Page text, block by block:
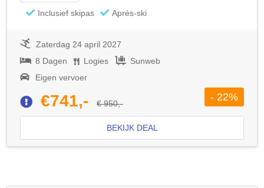
Inclusief skipas
Après-ski
Zaterdag 24 april 2027
8 Dagen
Logies
Sunweb
Eigen vervoer
€741,- € 950,-
- 22%
BEKIJK DEAL